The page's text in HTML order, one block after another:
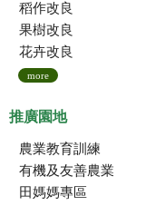
稻作改良
果樹改良
花卉改良
more
推廣園地
農業教育訓練
有機及友善農業
田媽媽專區